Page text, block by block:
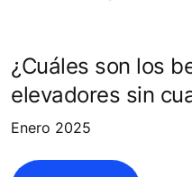
¿Cuáles son los
elevadores sin
Enero 2025